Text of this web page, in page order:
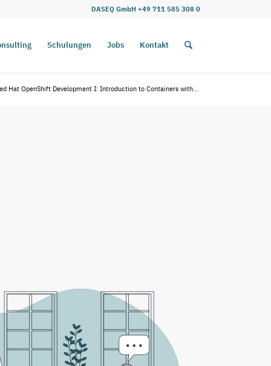
DASEQ GmbH +49 711 585 308 0
Schulungen Jobs Kontakt
Hat OpenShift Development I: Introduction to Containers with...